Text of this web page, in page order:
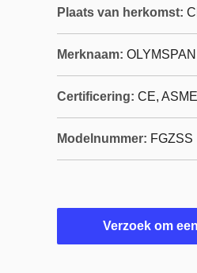
Plaats van herkomst:
Merknaam: OLYMSPAN
Certificering: CE, ASME
Modelnummer: FGZSS
Verzoek om